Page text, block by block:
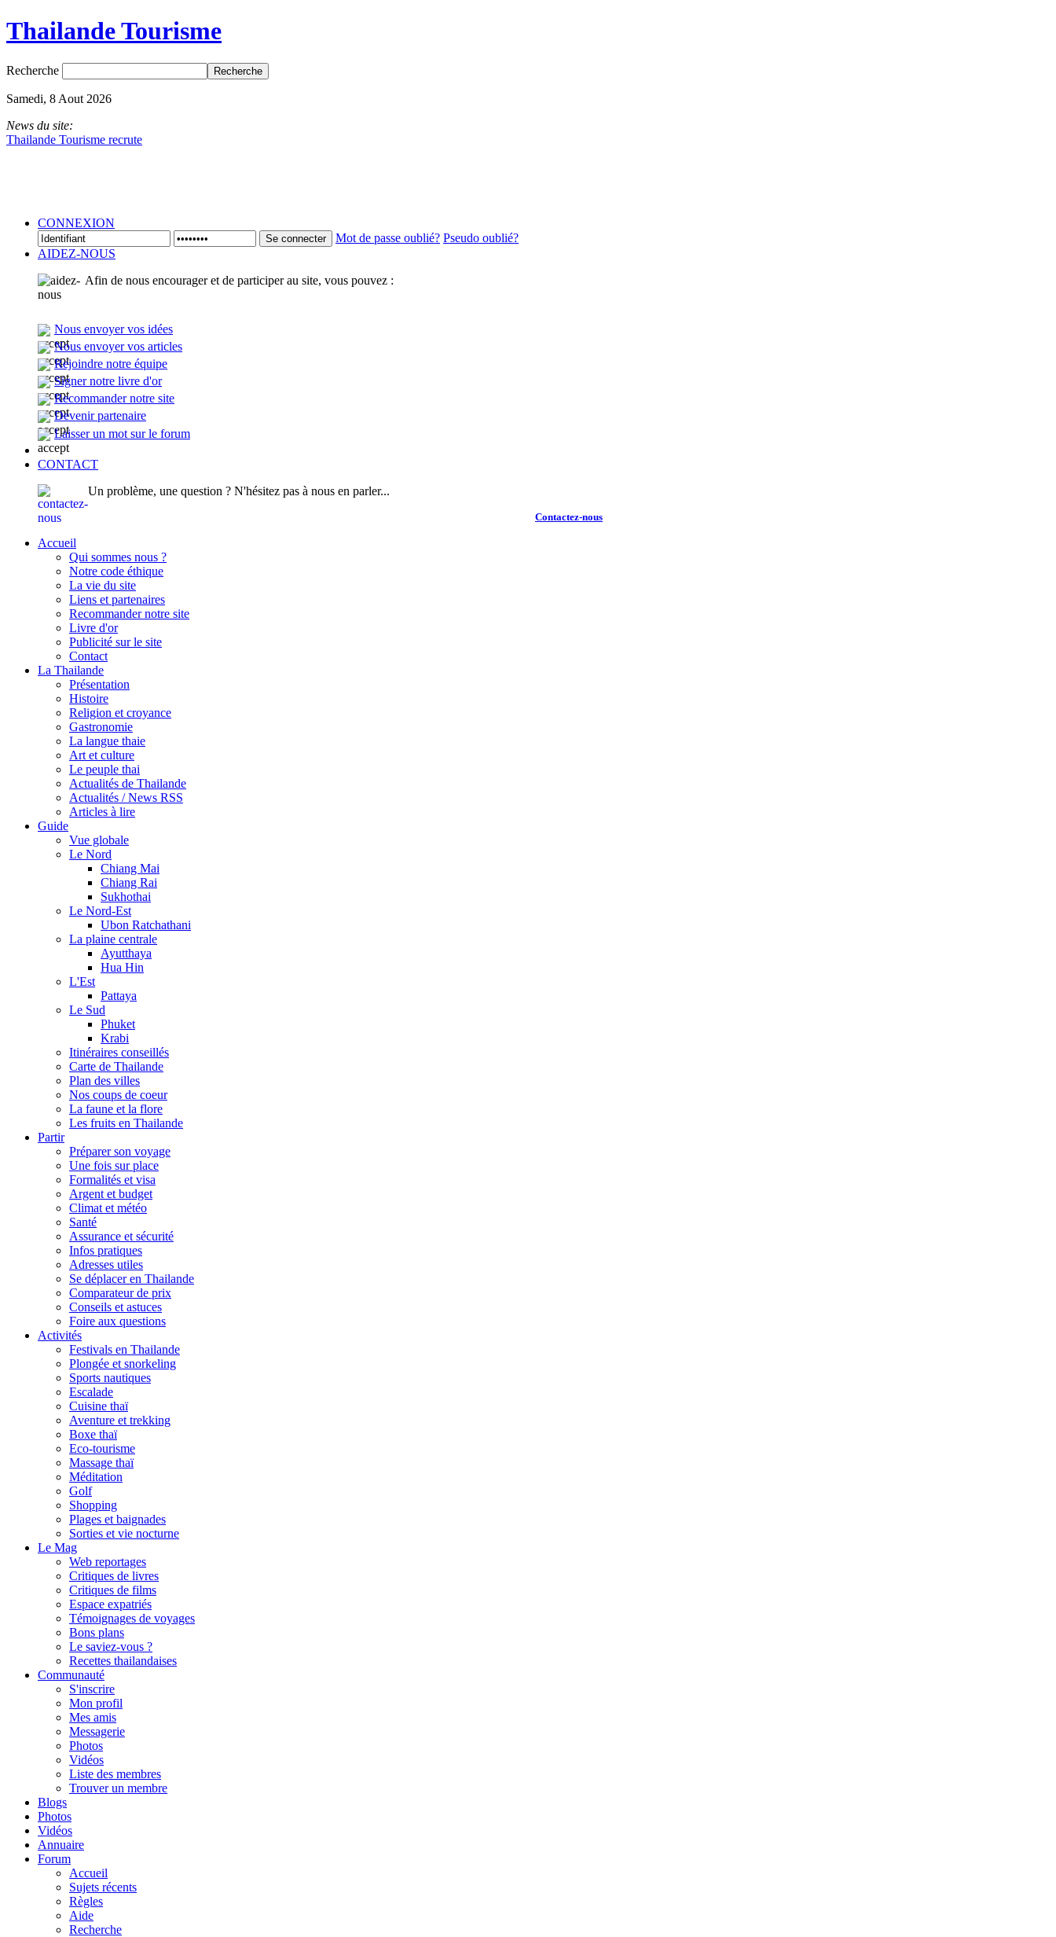
Thailande Tourisme
Recherche
Samedi, 8 Aout 2026
News du site:
Thailande Tourisme recrute
CONNEXION
Se connecter Mot de passe oublié? Pseudo oublié?
AIDEZ-NOUS
Afin de nous encourager et de participer au site, vous pouvez :
Nous envoyer vos idées
Nous envoyer vos articles
Rejoindre notre équipe
Signer notre livre d'or
Recommander notre site
Devenir partenaire
Laisser un mot sur le forum
CONTACT
Un problème, une question ? N'hésitez pas à nous en parler...
Contactez-nous
Accueil
Qui sommes nous ?
Notre code éthique
La vie du site
Liens et partenaires
Recommander notre site
Livre d'or
Publicité sur le site
Contact
La Thailande
Présentation
Histoire
Religion et croyance
Gastronomie
La langue thaie
Art et culture
Le peuple thai
Actualités de Thailande
Actualités / News RSS
Articles à lire
Guide
Vue globale
Le Nord
Chiang Mai
Chiang Rai
Sukhothai
Le Nord-Est
Ubon Ratchathani
La plaine centrale
Ayutthaya
Hua Hin
L'Est
Pattaya
Le Sud
Phuket
Krabi
Itinéraires conseillés
Carte de Thailande
Plan des villes
Nos coups de coeur
La faune et la flore
Les fruits en Thailande
Partir
Préparer son voyage
Une fois sur place
Formalités et visa
Argent et budget
Climat et météo
Santé
Assurance et sécurité
Infos pratiques
Adresses utiles
Se déplacer en Thailande
Comparateur de prix
Conseils et astuces
Foire aux questions
Activités
Festivals en Thailande
Plongée et snorkeling
Sports nautiques
Escalade
Cuisine thaï
Aventure et trekking
Boxe thaï
Eco-tourisme
Massage thaï
Méditation
Golf
Shopping
Plages et baignades
Sorties et vie nocturne
Le Mag
Web reportages
Critiques de livres
Critiques de films
Espace expatriés
Témoignages de voyages
Bons plans
Le saviez-vous ?
Recettes thailandaises
Communauté
S'inscrire
Mon profil
Mes amis
Messagerie
Photos
Vidéos
Liste des membres
Trouver un membre
Blogs
Photos
Vidéos
Annuaire
Forum
Accueil
Sujets récents
Règles
Aide
Recherche